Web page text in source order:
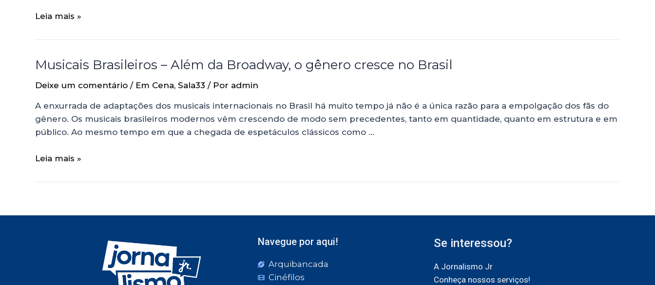
Leia mais »
Musicais Brasileiros – Além da Broadway, o gênero cresce no Brasil
Deixe um comentário / Em Cena, Sala33 / Por admin
A enxurrada de adaptações dos musicais internacionais no Brasil há muito tempo já não é a única razão para a empolgação dos fãs do
gênero. Os musicais brasileiros modernos vêm crescendo de modo sem precedentes, tanto em quantidade, quanto em estrutura e em
público. Ao mesmo tempo em que a chegada de espetáculos clássicos como …
Leia mais »
Navegue por aqui!
Arquibancada
Cinéfilos
Se interessou?
A Jornalismo Jr
Conheça nossos serviços!